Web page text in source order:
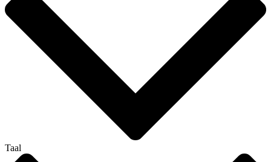
Taal